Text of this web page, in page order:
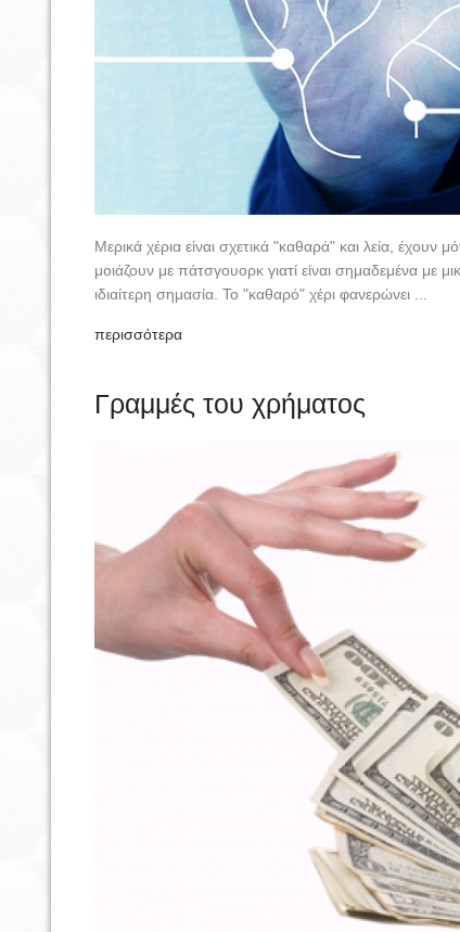
Μερικά χέρια είναι σχετικά "καθαρά" και λεία,
μοιάζουν με πάτσγουορκ γιατί είναι σημαδεμένα με
ιδιαίτερη σημασία. Το "καθαρό" χέρι φανερώνει ...
περισσότερα
Γραμμές του χρήματος